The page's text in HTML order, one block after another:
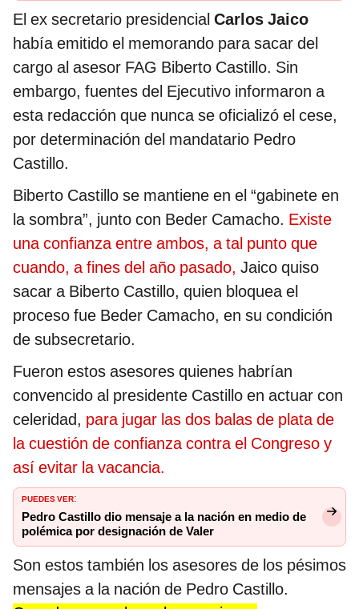
El ex secretario presidencial Carlos Jaico
había emitido el memorando para sacar del
cargo al asesor FAG Biberto Castillo. Sin
embargo, fuentes del Ejecutivo informaron a
esta redacción que nunca se oficializó el cese,
por determinación del mandatario Pedro
Castillo.
Biberto Castillo se mantiene en el “gabinete en
la sombra”, junto con Beder Camacho. Existe
una confianza entre ambos, a tal punto que
cuando, a fines del año pasado, Jaico quiso
sacar a Biberto Castillo, quien bloquea el
proceso fue Beder Camacho, en su condición
de subsecretario.
Fueron estos asesores quienes habrían
convencido al presidente Castillo en actuar con
celeridad, para jugar las dos balas de plata de
la cuestión de confianza contra el Congreso y
así evitar la vacancia.
PUEDES VER:
Pedro Castillo dio mensaje a la nación en medio de
polémica por designación de Valer
Son estos también los asesores de los pésimos
mensajes a la nación de Pedro Castillo.